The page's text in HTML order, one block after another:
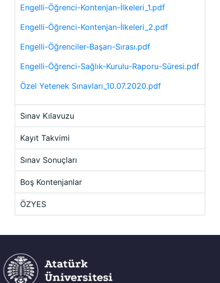
Engelli-Öğrenci-Kontenjan-İlkeleri_1.pdf
Engelli-Öğrenci-Kontenjan-İlkeleri_2.pdf
Engelli-Öğrenciler-Başarı-Sırası.pdf
Engelli-Öğrenci-Sağlık-Kurulu-Raporu-Süresi.pdf
Özel Yetenek Sınavları_10.07.2020.pdf
Sınav Kılavuzu
Kayıt Takvimi
Sınav Sonuçları
Boş Kontenjanlar
ÖZYES